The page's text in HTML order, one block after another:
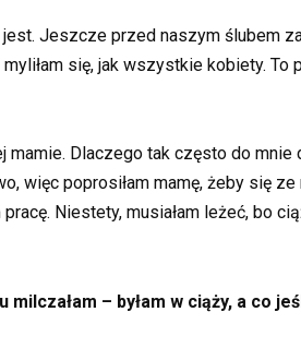
Jeszcze przed naszym ślubem
myliłam się, jak wszystkie kobiety.
Dlaczego tak często do
więc poprosiłam mamę, żeby się
Niestety, musiałam leżeć, bo
– byłam w ciąży, a co